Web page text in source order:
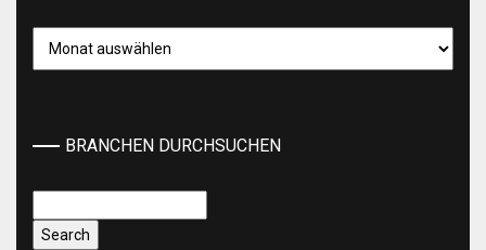
BRANCHEN DURCHSUCHEN